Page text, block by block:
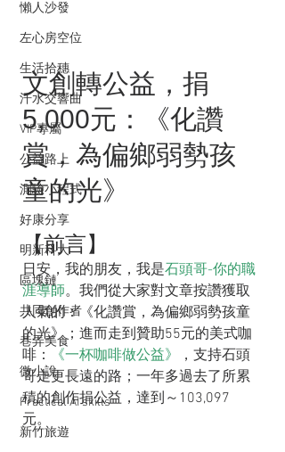
懶人沙發
左心房空位
生活拾穗
汗水交響曲
VIP專屬
公益路上
測驗小程式
好康分享
明新科大
區塊鏈
共同創作者
巷弄美食
微小說
Practical AI skills
新竹旅遊
文創轉公益，捐
5,000元：《化讚
賞，為偏鄉弱勢孩
童的光》
【前言】
日安，我的朋友，我是石頭哥-你的職
涯導師。我們從大家對文章按讚獲取
人氣的：《化讚賞，為偏鄉弱勢孩童
的光》；進而走到贊助55元的美式咖
啡：
《一杯咖啡做公益》
，支持石頭
哥走更長遠的路；一年多過去了所累
積的創作捐公益，達到～103,097
元。